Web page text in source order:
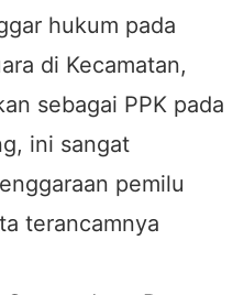
hukum pada
di Kecamatan,
sebagai PPK pada
ini sangat
pemilu
terancamnya